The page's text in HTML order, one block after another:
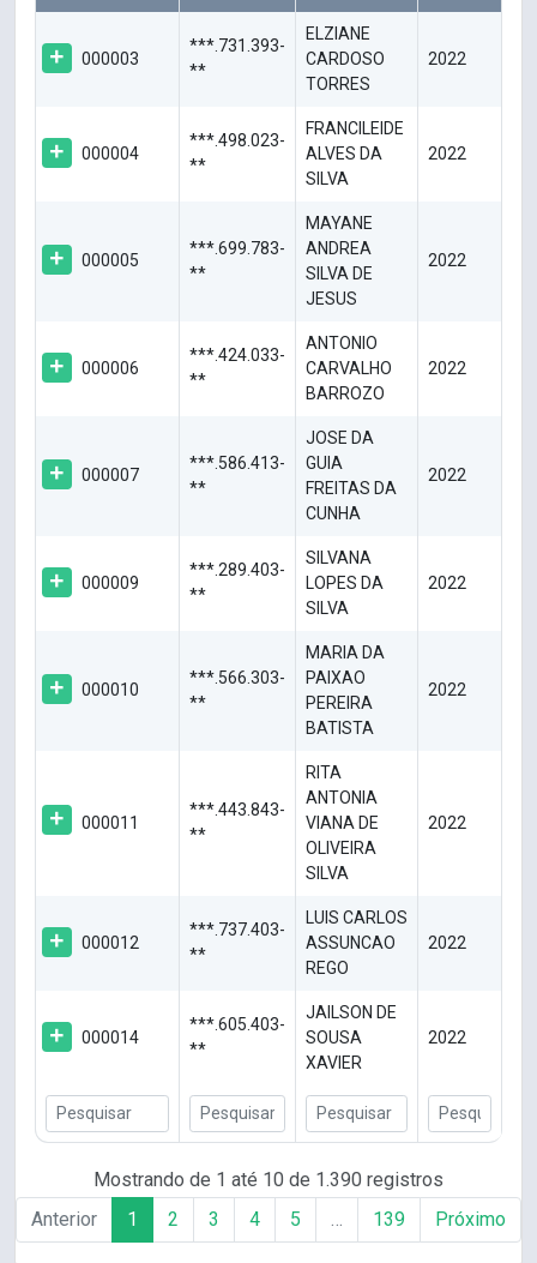
000003
***.731.393-
**
ELZIANE
CARDOSO
TORRES
2022
000004
***.498.023-
**
FRANCILEIDE
ALVES DA
SILVA
2022
000005
***.699.783-
**
MAYANE
ANDREA
SILVA DE
JESUS
2022
000006
***.424.033-
**
ANTONIO
CARVALHO
BARROZO
2022
000007
***.586.413-
**
JOSE DA
GUIA
FREITAS DA
CUNHA
2022
000009
***.289.403-
**
SILVANA
LOPES DA
SILVA
2022
000010
***.566.303-
**
MARIA DA
PAIXAO
PEREIRA
BATISTA
2022
000011
***.443.843-
**
RITA
ANTONIA
VIANA DE
OLIVEIRA
SILVA
2022
000012
***.737.403-
**
LUIS CARLOS
ASSUNCAO
REGO
2022
000014
***.605.403-
**
JAILSON DE
SOUSA
XAVIER
2022
Mostrando de 1 até 10 de 1.390 registros
Anterior
1 2 3 4 5 … 139 Próximo